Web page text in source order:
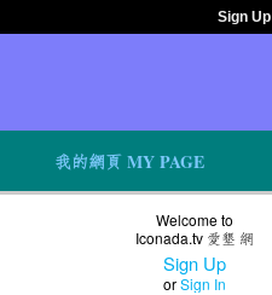
Sign Up
我的網頁 MY PAGE
Welcome to
Iconada.tv 愛墾 網
Sign Up
orSign In